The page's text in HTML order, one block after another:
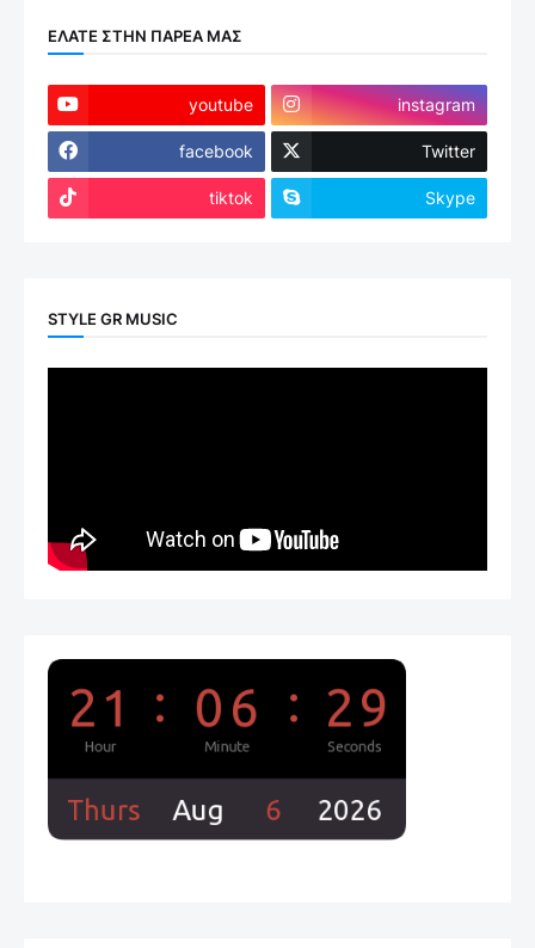
ΕΛΑΤΕ ΣΤΗΝ ΠΑΡΕΑ ΜΑΣ
youtube instagram
facebook Twitter
tiktok Skype
STYLE GR MUSIC